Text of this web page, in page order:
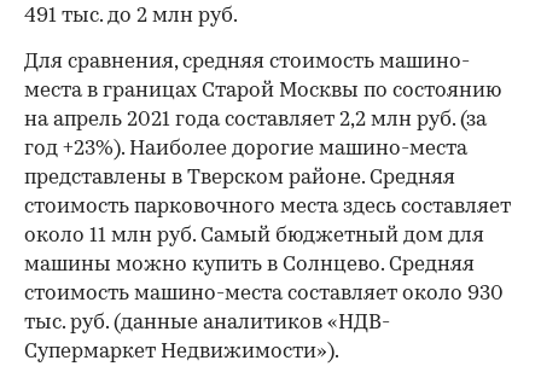
491 тыс. до 2 млн руб.
Для сравнения, средняя стоимость машино-
места в границах Старой Москвы по состоянию
на апрель 2021 года составляет 2,2 млн руб. (за
год +23%). Наиболее дорогие машино-места
представлены в Тверском районе. Средняя
стоимость парковочного места здесь составляет
около 11 млн руб. Самый бюджетный дом для
машины можно купить в Солнцево. Средняя
стоимость машино-места составляет около 930
тыс. руб. (данные аналитиков «НДВ-
Супермаркет Недвижимости»).